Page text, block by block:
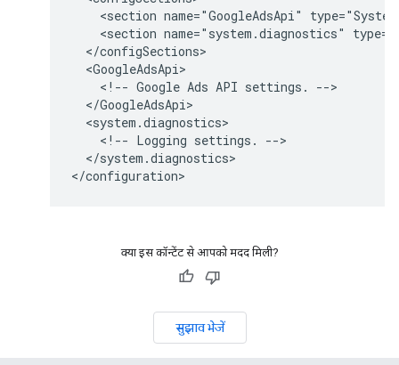
<section name="GoogleAdsApi"
<section name="system.diagnostics"
<!-- Google Ads API settings.
<!-- Logging settings.
</system.diagnostics>
क्या इस कॉन्टेंट से आपको मदद मिली?
सुझाव भेजें